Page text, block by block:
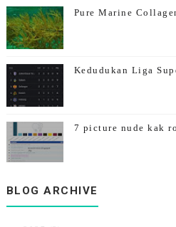
Pure Marine
Kedudukan Liga
7 picture nude kak
1st Giveaway By
BLOG ARCHIVE